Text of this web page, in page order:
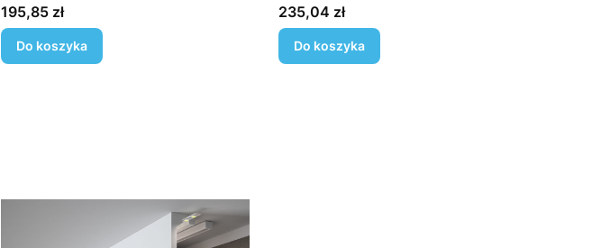
Cena
195,85 zł
Do koszyka
Cena
235,04 zł
Do koszyka